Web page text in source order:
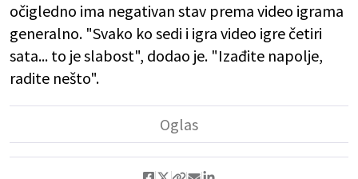
očigledno ima negativan stav prema video igrama
generalno. "Svako ko sedi i igra video igre četiri
sata... to je slabost", dodao je. "Izađite napolje,
radite nešto".